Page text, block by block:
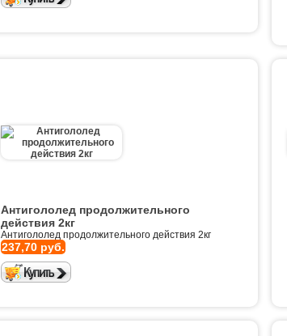
Антигололед продолжительного
действия 2кг
Антигололед продолжительного действия 2кг
237,70 руб.